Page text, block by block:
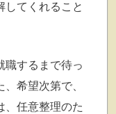
してくれること
職するまで待っ
希望次第で、
、任意整理のた